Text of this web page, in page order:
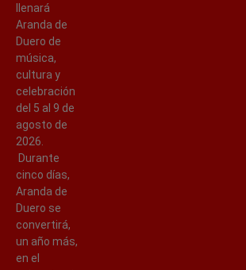
llenará
Aranda de
Duero de
música,
cultura y
celebración
del 5 al 9 de
agosto de
2026.
Durante
cinco días,
Aranda de
Duero se
convertirá,
un año más,
en el